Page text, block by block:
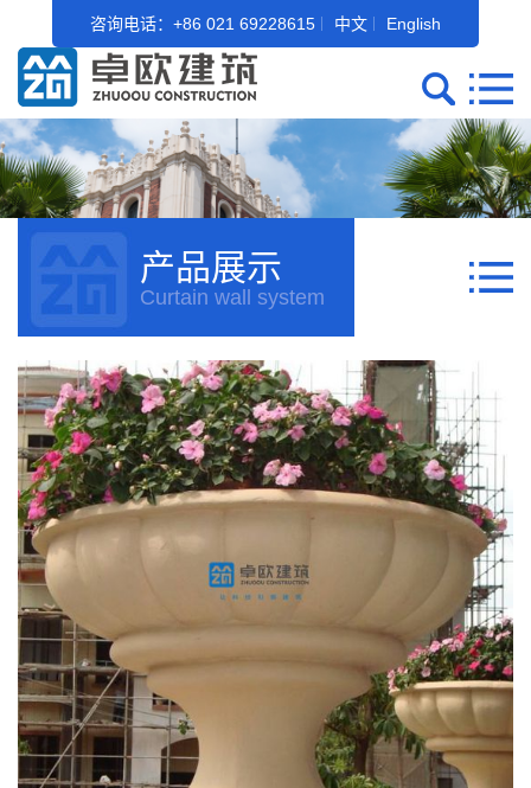
咨询电话：+86 021 69228615 中文 English
产品展示
Curtain wall system